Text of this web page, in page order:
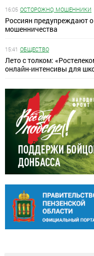
16:05 ОСТОРОЖНО, МОШЕННИКИ
Россиян предупреждают
мошенничества
15:41 ОБЩЕСТВО
Лето с толком:
онлайн-интенсивы для